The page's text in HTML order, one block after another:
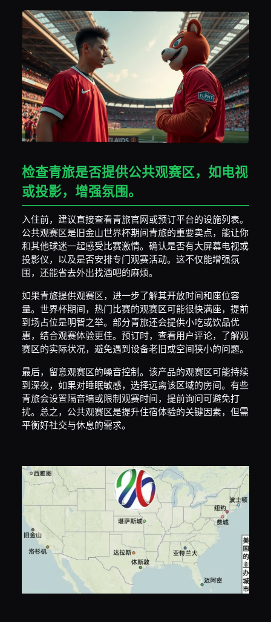
检查青旅是否提供公共观赛区，如电视
或投影，增强氛围。
入住前，建议直接查看青旅官网或预订平台的设施列表。
公共观赛区是旧金山世界杯期间青旅的重要卖点，能让你
和其他球迷一起感受比赛激情。确认是否有大屏幕电视或
投影仪，以及是否安排专门观赛活动。这不仅能增强氛
围，还能省去外出找酒吧的麻烦。
如果青旅提供观赛区，进一步了解其开放时间和座位容
量。世界杯期间，热门比赛的观赛区可能很快满座，提前
到场占位是明智之举。部分青旅还会提供小吃或饮品优
惠，结合观赛体验更佳。预订时，查看用户评论，了解观
赛区的实际状况，避免遇到设备老旧或空间狭小的问题。
最后，留意观赛区的噪音控制。该产品的观赛区可能持续
到深夜，如果对睡眠敏感，选择远离该区域的房间。有些
青旅会设置隔音墙或限制观赛时间，提前询问可避免打
扰。总之，公共观赛区是提升住宿体验的关键因素，但需
平衡好社交与休息的需求。